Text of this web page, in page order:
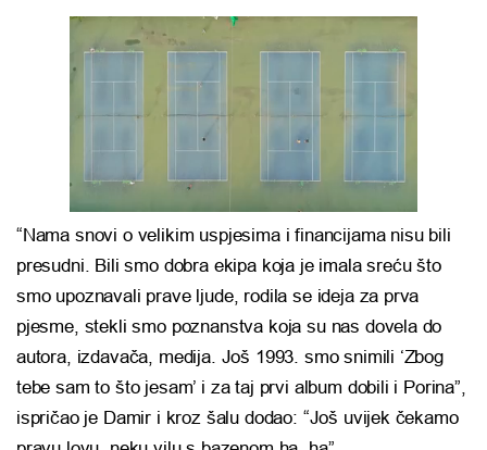
“Nama snovi o velikim uspjesima i financijama nisu bili
presudni. Bili smo dobra ekipa koja je imala sreću što
smo upoznavali prave ljude, rodila se ideja za prva
pjesme, stekli smo poznanstva koja su nas dovela do
autora, izdavača, medija. Još 1993. smo snimili ‘Zbog
tebe sam to što jesam’ i za taj prvi album dobili i Porina”,
ispričao je Damir i kroz šalu dodao: “Još uvijek čekamo